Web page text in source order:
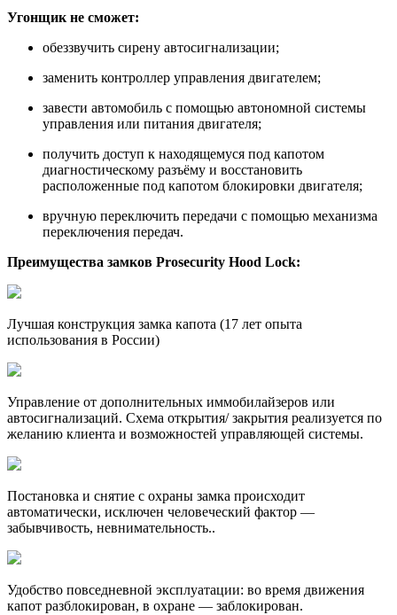
Угонщик не сможет:
обеззвучить сирену автосигнализации;
заменить контроллер управления двигателем;
завести автомобиль с помощью автономной системы
управления или питания двигателя;
получить доступ к находящемуся под капотом
диагностическому разъёму и восстановить
расположенные под капотом блокировки двигателя;
вручную переключить передачи с помощью механизма
переключения передач.
Преимущества замков Prosecurity Hood Lock:
Лучшая конструкция замка капота (17 лет опыта
использования в России)
Управление от дополнительных иммобилайзеров или
автосигнализаций. Схема открытия/ закрытия реализуется по
желанию клиента и возможностей управляющей системы.
Постановка и снятие с охраны замка происходит
автоматически, исключен человеческий фактор —
забывчивость, невнимательность..
Удобство повседневной эксплуатации: во время движения
капот разблокирован, в охране — заблокирован.